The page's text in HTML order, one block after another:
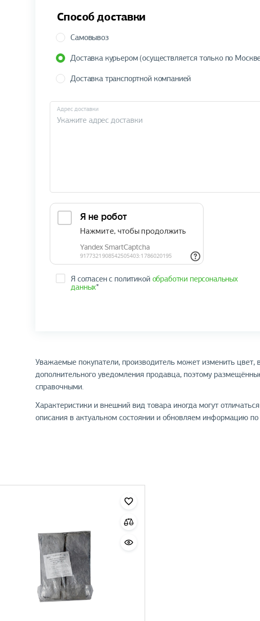
Способ доставки
Самовывоз
Доставка курьером (осуществляется только по
Доставка транспортной компанией
Адрес доставки
Я согласен с политикой обработки персональных
данных*
Уважаемые покупатели, производитель может изменить цвет,
дополнительного уведомления продавца, поэтому
справочными.
Характеристики и внешний вид товара иногда могут
описания в актуальном состоянии и обновляем информацию